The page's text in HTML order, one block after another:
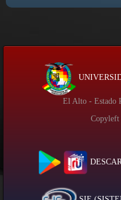
El Alto - Estado